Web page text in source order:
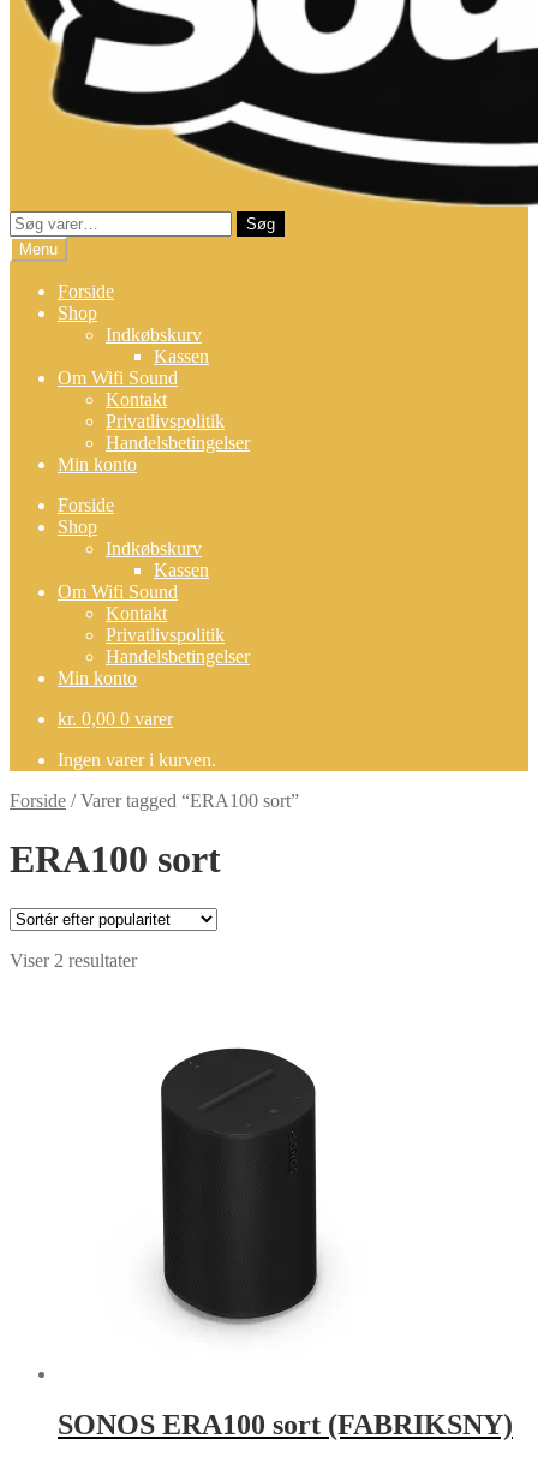
Søg
efter:
Søg
Menu
Forside
Shop
Indkøbskurv
Kassen
Om Wifi Sound
Kontakt
Privatlivspolitik
Handelsbetingelser
Min konto
Forside
Shop
Indkøbskurv
Kassen
Om Wifi Sound
Kontakt
Privatlivspolitik
Handelsbetingelser
Min konto
kr. 0,00 0 varer
Ingen varer i kurven.
Forside /Varer tagged “ERA100 sort”
ERA100 sort
Viser 2 resultaterSorteret
SONOS ERA100 sort (FABRIKSNY)